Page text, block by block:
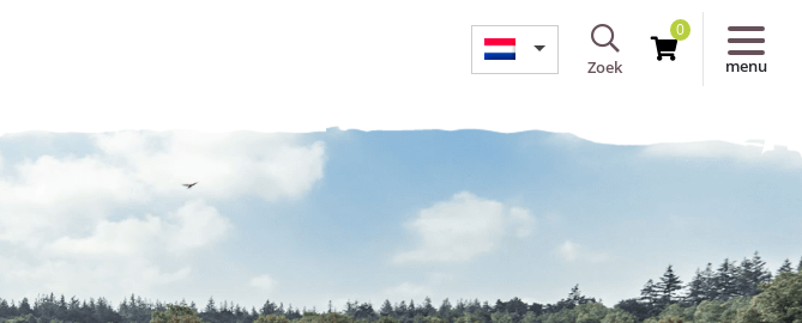
Zoek
0
menu